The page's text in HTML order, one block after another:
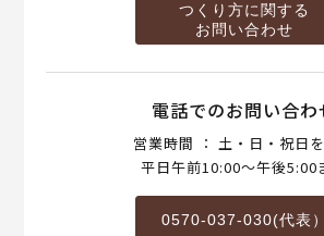
つくり方に関する
お問い合わせ
電話でのお問い合わ
営業時間 ： 土・日・祝日
平日午前10:00～午後5:00
0570-037-030(代表）